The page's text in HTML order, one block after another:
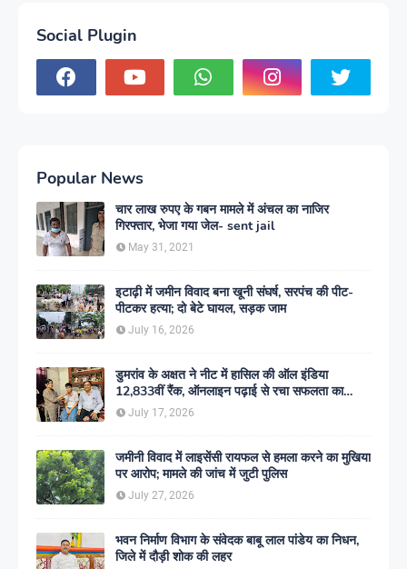
Social Plugin
Popular News
चार लाख रुपए के गबन मामले में अंचल का नाजिर
गिरफ्तार, भेजा गया जेल- sent jail
May 31, 2021
इटाढ़ी में जमीन विवाद बना खूनी संघर्ष, सरपंच की पीट-
पीटकर हत्या; दो बेटे घायल, सड़क जाम
July 16, 2026
डुमरांव के अक्षत ने नीट में हासिल की ऑल इंडिया
12,833वीं रैंक, ऑनलाइन पढ़ाई से रचा सफलता का
इतिहास
July 17, 2026
जमीनी विवाद में लाइसेंसी रायफल से हमला करने का मुखिया
पर आरोप; मामले की जांच में जुटी पुलिस
July 27, 2026
भवन निर्माण विभाग के संवेदक बाबू लाल पांडेय का निधन,
जिले में दौड़ी शोक की लहर